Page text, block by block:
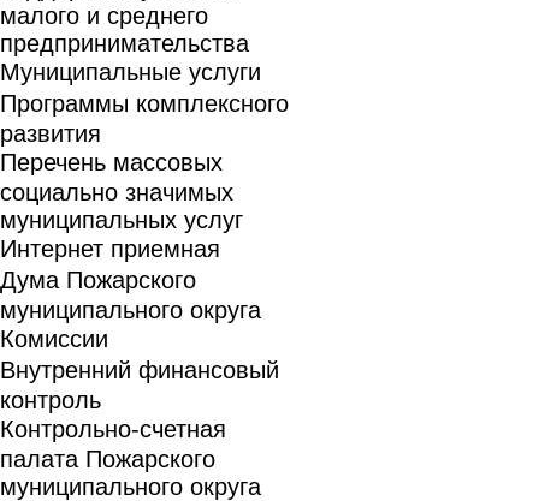
малого и среднего
предпринимательства
Муниципальные услуги
Программы комплексного
развития
Перечень массовых
социально значимых
муниципальных услуг
Интернет приемная
Дума Пожарского
муниципального округа
Комиссии
Внутренний финансовый
контроль
Контрольно-счетная
палата Пожарского
муниципального округа